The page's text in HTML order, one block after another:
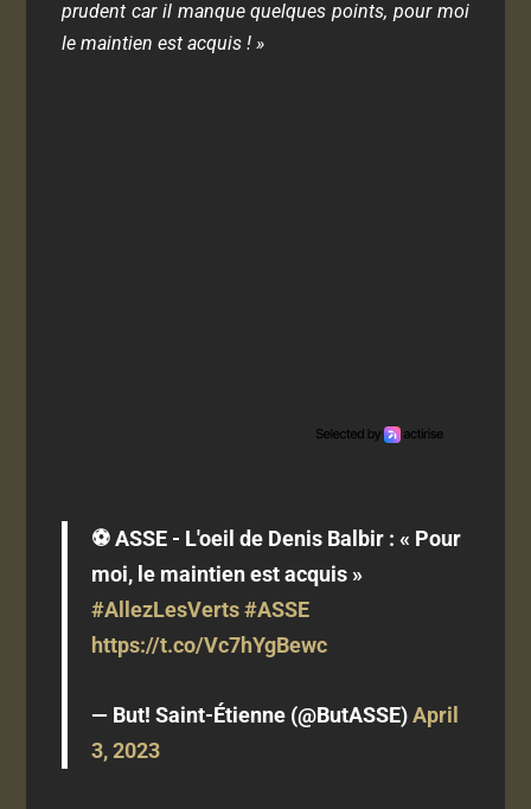
prudent car il manque quelques points, pour moi
le maintien est acquis ! »
⚽️ ASSE - L'oeil de Denis Balbir : « Pour
moi, le maintien est acquis »
#AllezLesVerts #ASSE
https://t.co/Vc7hYgBewc
— But! Saint-Étienne (@ButASSE)April
3, 2023